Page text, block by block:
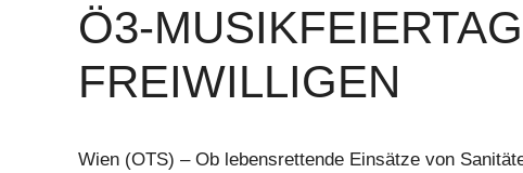
Ö3-
FREIWILLIGEN
Wien (OTS) – Ob lebensrettende Einsätze von